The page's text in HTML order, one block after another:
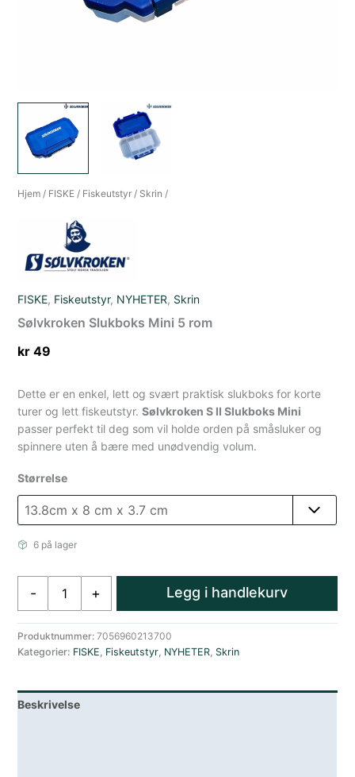
Hjem / FISKE / Fiskeutstyr / Skrin /
FISKE, Fiskeutstyr, NYHETER, Skrin
Sølvkroken Slukboks Mini 5 rom
kr 49
Dette er en enkel, lett og svært praktisk slukboks for korte
turer og lett fiskeutstyr.Sølvkroken S II Slukboks Mini
passer perfekt til deg som vil holde orden på småsluker og
spinnere uten å bære med unødvendig volum.
Størrelse
6 på lager
-
Slukboks
5
rom
+ Legg i handlekurv
Produktnummer:7056960213700
Kategorier: FISKE, Fiskeutstyr, NYHETER, Skrin
Beskrivelse